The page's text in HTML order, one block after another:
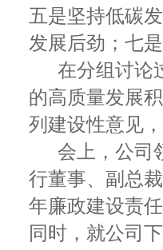
五是坚持低碳
发展后劲；七
在分组讨论
的高质量发展
列建设性意见
会上，公司
行董事、副总
年廉政建设责
同时，就公司